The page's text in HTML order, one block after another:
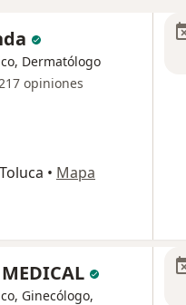
Dermatólogo
opiniones
• Mapa
Ginecólogo,